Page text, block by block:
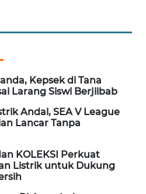
Kepsek di Tana
Larang Siswi Berjilbab
Andal, SEA V League
Lancar Tanpa
KOLEKSI Perkuat
Listrik untuk Dukung